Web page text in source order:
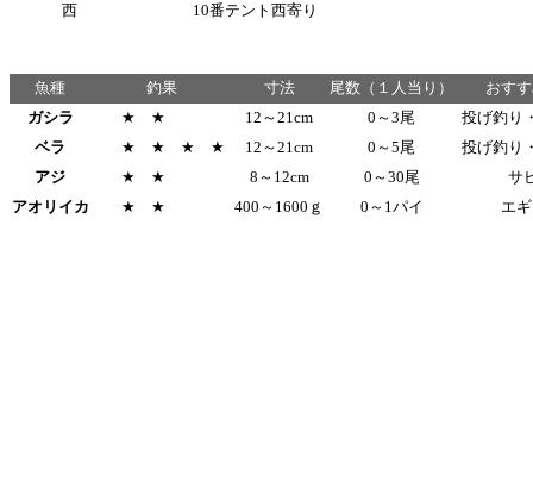
西
10番テント西寄り
魚種 釣果 寸法 尾数（１人当り）
おす
ガシラ
★ ★ 12～21cm 0～3尾
投げ釣り
ベラ
★ ★ ★ ★ 12～21cm 0～5尾
投げ釣り
アジ
★ ★ 8～12cm 0～30尾
サ
アオリイカ
★ ★ 400～1600ｇ 0～1パイ エ